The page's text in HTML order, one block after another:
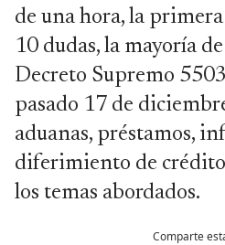
de una hora, la
10 dudas, la mayoría
Decreto Supremo
pasado 17 de
aduanas, préstamos,
diferimiento de
los temas abordados.
Comparte